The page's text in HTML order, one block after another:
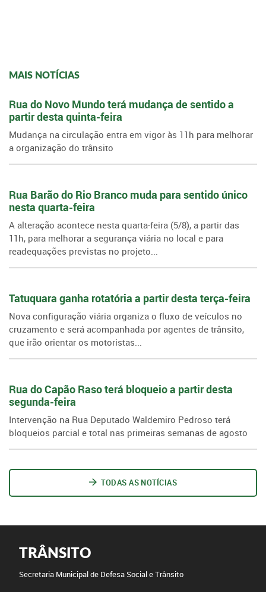
MAIS NOTÍCIAS
Rua do Novo Mundo terá mudança de sentido a
partir desta quinta-feira
Mudança na circulação entra em vigor às 11h para melhorar
a organização do trânsito
Rua Barão do Rio Branco muda para sentido único
nesta quarta-feira
A alteração acontece nesta quarta-feira (5/8), a partir das
11h, para melhorar a segurança viária no local e para
readequações previstas no projeto...
Tatuquara ganha rotatória a partir desta terça-feira
Nova configuração viária organiza o fluxo de veículos no
cruzamento e será acompanhada por agentes de trânsito,
que irão orientar os motoristas...
Rua do Capão Raso terá bloqueio a partir desta
segunda-feira
Intervenção na Rua Deputado Waldemiro Pedroso terá
bloqueios parcial e total nas primeiras semanas de agosto
TODAS AS NOTÍCIAS
TRÂNSITO
Secretaria Municipal de Defesa Social e Trânsito